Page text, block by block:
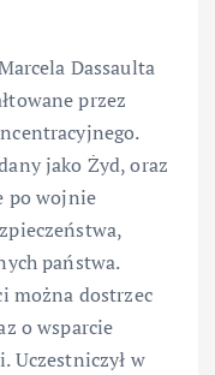
Dassaulta
przez
jako Żyd, oraz
po wojnie
państwa.
można dostrzec
o wsparcie
Uczestniczył w